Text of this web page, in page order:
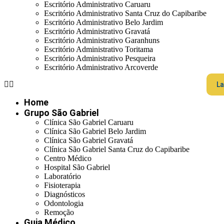
Escritório Administrativo Caruaru
Escritório Administrativo Santa Cruz do Capibaribe
Escritório Administrativo Belo Jardim
Escritório Administrativo Gravatá
Escritório Administrativo Garanhuns
Escritório Administrativo Toritama
Escritório Administrativo Pesqueira
Escritório Administrativo Arcoverde
Home
Grupo São Gabriel
Clínica São Gabriel Caruaru
Clínica São Gabriel Belo Jardim
Clínica São Gabriel Gravatá
Clínica São Gabriel Santa Cruz do Capibaribe
Centro Médico
Hospital São Gabriel
Laboratório
Fisioterapia
Diagnósticos
Odontologia
Remoção